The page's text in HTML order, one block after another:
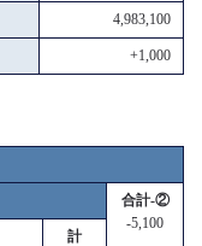
4,983,100
+1,000
合計-②
-5,100
計